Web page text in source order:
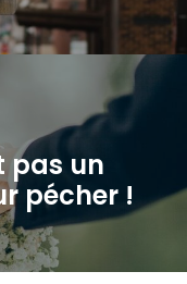
pas un
pécher !